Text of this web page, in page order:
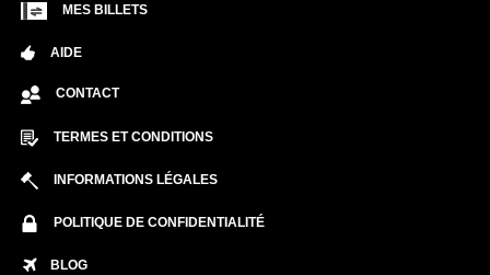
MES BILLETS
AIDE
CONTACT
TERMES ET CONDITIONS
INFORMATIONS LÉGALES
POLITIQUE DE CONFIDENTIALITÉ
BLOG